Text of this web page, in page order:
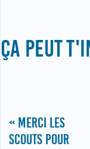
ÇA PEUT
« MERCI LES
SCOUTS POUR